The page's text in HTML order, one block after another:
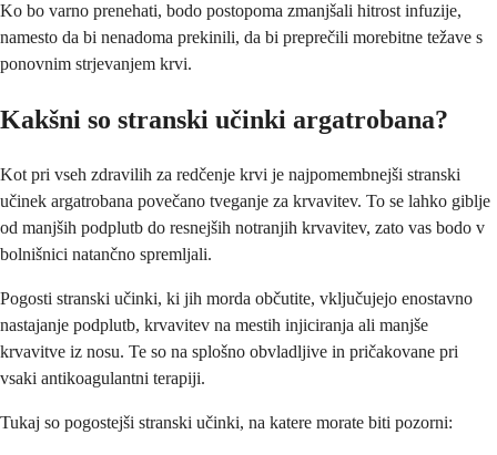
Ko bo varno prenehati, bodo postopoma zmanjšali hitrost infuzije,
namesto da bi nenadoma prekinili, da bi preprečili morebitne težave s
ponovnim strjevanjem krvi.
Kakšni so stranski učinki argatrobana?
Kot pri vseh zdravilih za redčenje krvi je najpomembnejši stranski
učinek argatrobana povečano tveganje za krvavitev. To se lahko giblje
od manjših podplutb do resnejših notranjih krvavitev, zato vas bodo v
bolnišnici natančno spremljali.
Pogosti stranski učinki, ki jih morda občutite, vključujejo enostavno
nastajanje podplutb, krvavitev na mestih injiciranja ali manjše
krvavitve iz nosu. Te so na splošno obvladljive in pričakovane pri
vsaki antikoagulantni terapiji.
Tukaj so pogostejši stranski učinki, na katere morate biti pozorni: